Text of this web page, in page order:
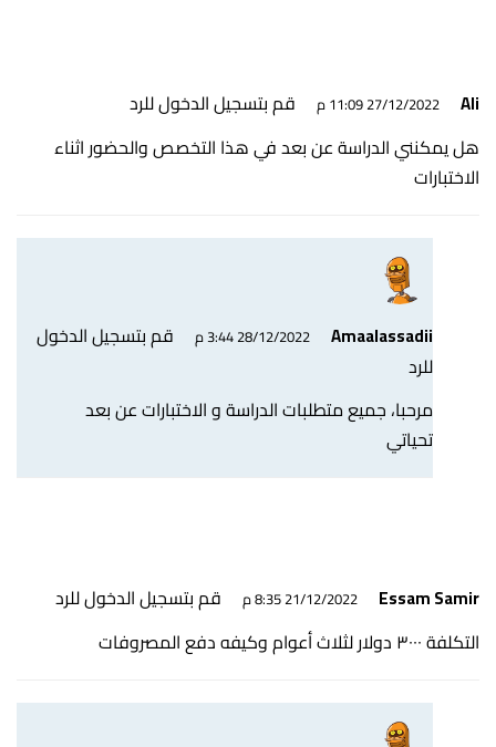
Ali 27/12/2022 11:09 م
قم بتسجيل الدخول للرد
هل يمكنني الدراسة عن بعد في هذا التخصص والحضور اثناء
الاختبارات
Amaalassadii 28/12/2022 3:44 م
قم بتسجيل الدخول
للرد
مرحبا، جميع متطلبات الدراسة و الاختبارات عن بعد
تحياتي
Essam Samir 21/12/2022 8:35 م
قم بتسجيل الدخول للرد
التكلفة ٣٠٠٠ دولار لثلاث أعوام وكيفه دفع المصروفات